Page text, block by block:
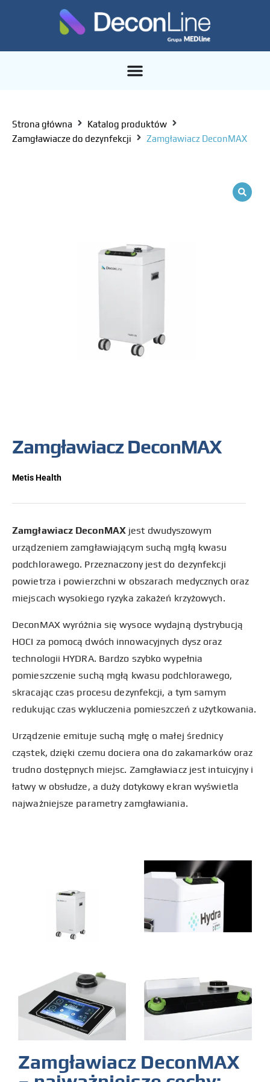
Strona główna
Katalog produktów
Zamgławiacze do dezynfekcji
Zamgławiacz DeconMAX
Zamgławiacz DeconMAX
Metis Health
Zamgławiacz DeconMAX jest dwudyszowym
urządzeniem zamgławiającym suchą mgłą kwasu
podchlorawego. Przeznaczony jest do dezynfekcji
powietrza i powierzchni w obszarach medycznych oraz
miejscach wysokiego ryzyka zakażeń krzyżowych.
DeconMAX wyróżnia się wysoce wydajną dystrybucją
HOCI za pomocą dwóch innowacyjnych dysz oraz
technologii HYDRA. Bardzo szybko wypełnia
pomieszczenie suchą mgłą kwasu podchlorawego,
skracając czas procesu dezynfekcji, a tym samym
redukując czas wykluczenia pomieszczeń z użytkowania.
Urządzenie emituje suchą mgłę o małej średnicy
cząstek, dzięki czemu dociera ona do zakamarków oraz
trudno dostępnych miejsc. Zamgławiacz jest intuicyjny i
łatwy w obsłudze, a duży dotykowy ekran wyświetla
najważniejsze parametry zamgławiania.
Zamgławiacz DeconMAX